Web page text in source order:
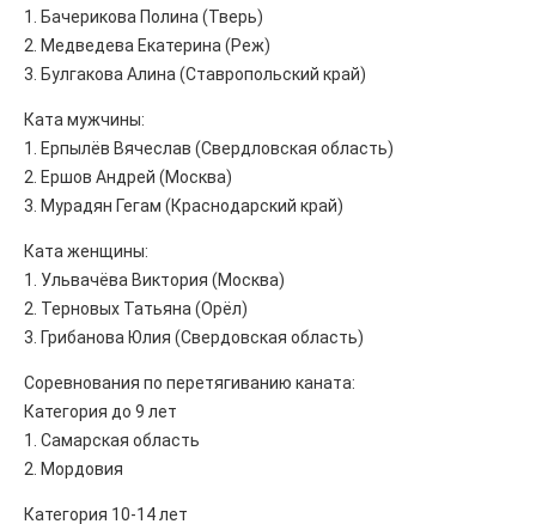
1. Бачерикова Полина (Тверь)
2. Медведева Екатерина (Реж)
3. Булгакова Алина (Ставропольский край)
Ката мужчины:
1. Ерпылёв Вячеслав (Свердловская область)
2. Ершов Андрей (Москва)
3. Мурадян Гегам (Краснодарский край)
Ката женщины:
1. Ульвачёва Виктория (Москва)
2. Терновых Татьяна (Орёл)
3. Грибанова Юлия (Свердовская область)
Соревнования по перетягиванию каната:
Категория до 9 лет
1. Самарская область
2. Мордовия
Категория 10-14 лет